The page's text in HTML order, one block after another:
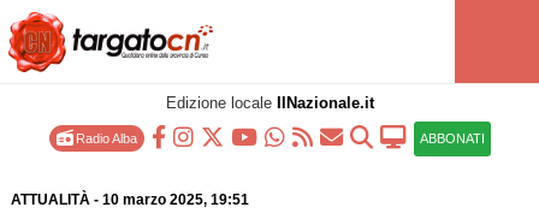
Edizione locale IlNazionale.it
Radio Alba ABBONATI
ATTUALITÀ- 10 marzo 2025, 19:51